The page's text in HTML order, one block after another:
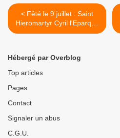
< Fêté le 9 juillet : Saint
Hieromartyr Cyril l'Eparque
de Gortyna en Crète
Hébergé par Overblog
Top articles
Pages
Contact
Signaler un abus
C.G.U.